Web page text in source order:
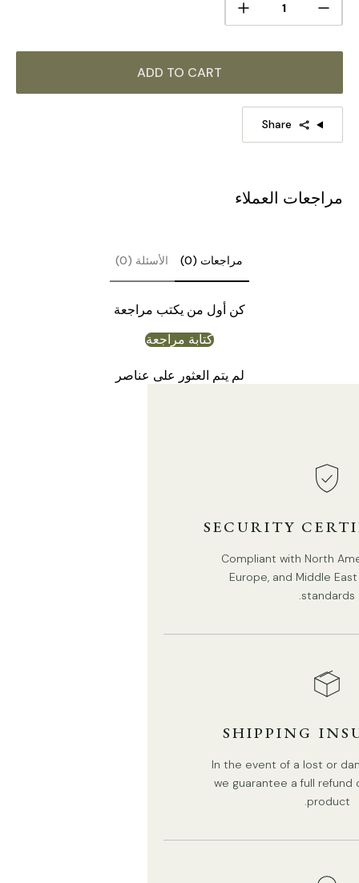
الملخص
ADD TO CART
Share
مراجعات العملاء
مراجعات (0) الأسئلة (0)
كن أول من يكتب مراجعة
كتابة مراجعة
لم يتم العثور على عناصر
SECURITY
Compliant with North
Europe, and Middle
standards.
SHIPPING
In the event of a lost or
we guarantee a full
product.